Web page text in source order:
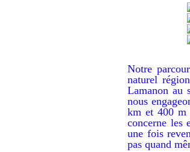
Notre
naturel
Lamanon au
nous
km et 400 m
concerne les
une fois
pas quand